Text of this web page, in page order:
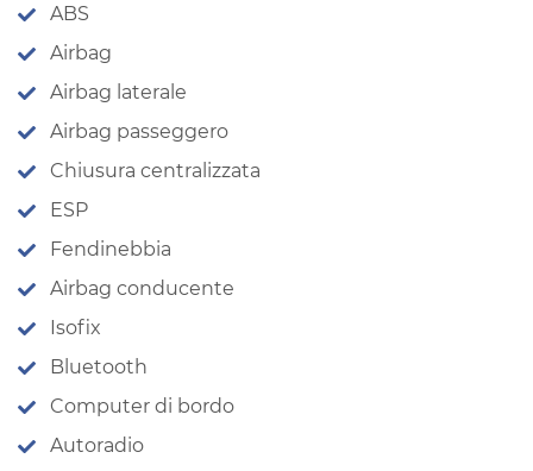
ABS
Airbag
Airbag laterale
Airbag passeggero
Chiusura centralizzata
ESP
Fendinebbia
Airbag conducente
Isofix
Bluetooth
Computer di bordo
Autoradio